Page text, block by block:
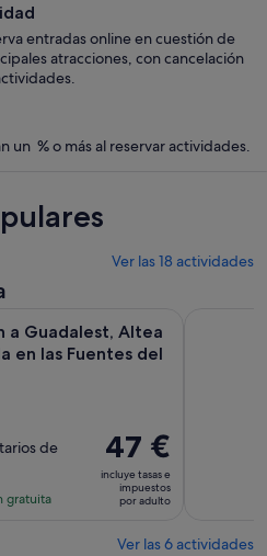
entradas online en cuestión de
atracciones, con cancelación
un % o más al reservar actividades.
Ver las 18 actividades
a Guadalest, Altea
en las Fuentes del
de
gratuita
El
precio
es
de
47 €
incluye tasas e
impuestos
por adulto
Ver las 6 actividades